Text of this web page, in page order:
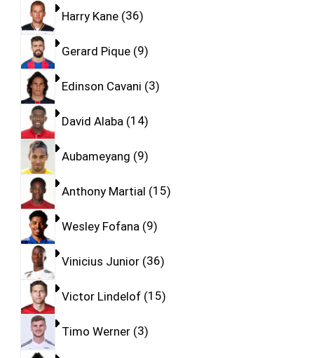
Harry Kane 36
Gerard Pique 9
Edinson Cavani 3
David Alaba 14
Aubameyang 9
Anthony Martial 15
Wesley Fofana 9
Vinicius Junior 36
Victor Lindelof 15
Timo Werner 3